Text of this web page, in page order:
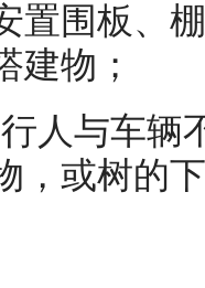
置围板、
建物；
人与车辆
，或树的下